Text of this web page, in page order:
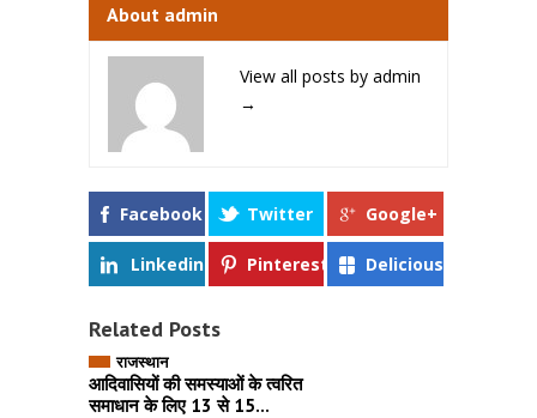
About admin
View all posts by admin
→
Facebook Twitter Google+
Linkedin Pinterest Delicious
Related Posts
राजस्थान
आदिवासियों की समस्याओं के त्वरित
समाधान के लिए 13 से 15...